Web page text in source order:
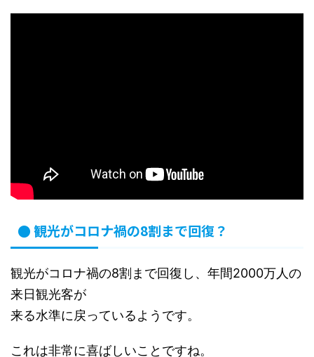
● 観光がコロナ禍の8割まで回復？
観光がコロナ禍の8割まで回復し、年間2000万人の
来日観光客が
来る水準に戻っているようです。
これは非常に喜ばしいことですね。